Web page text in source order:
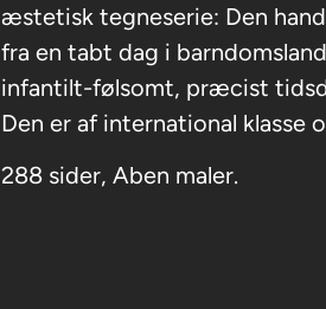
æstetisk tegneserie: Den
fra en tabt dag i
infantilt-følsomt, præcist
Den er af international klasse
288 sider, Aben maler.